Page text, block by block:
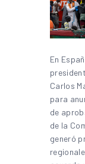
En
Carlos
para
de
de la
generó